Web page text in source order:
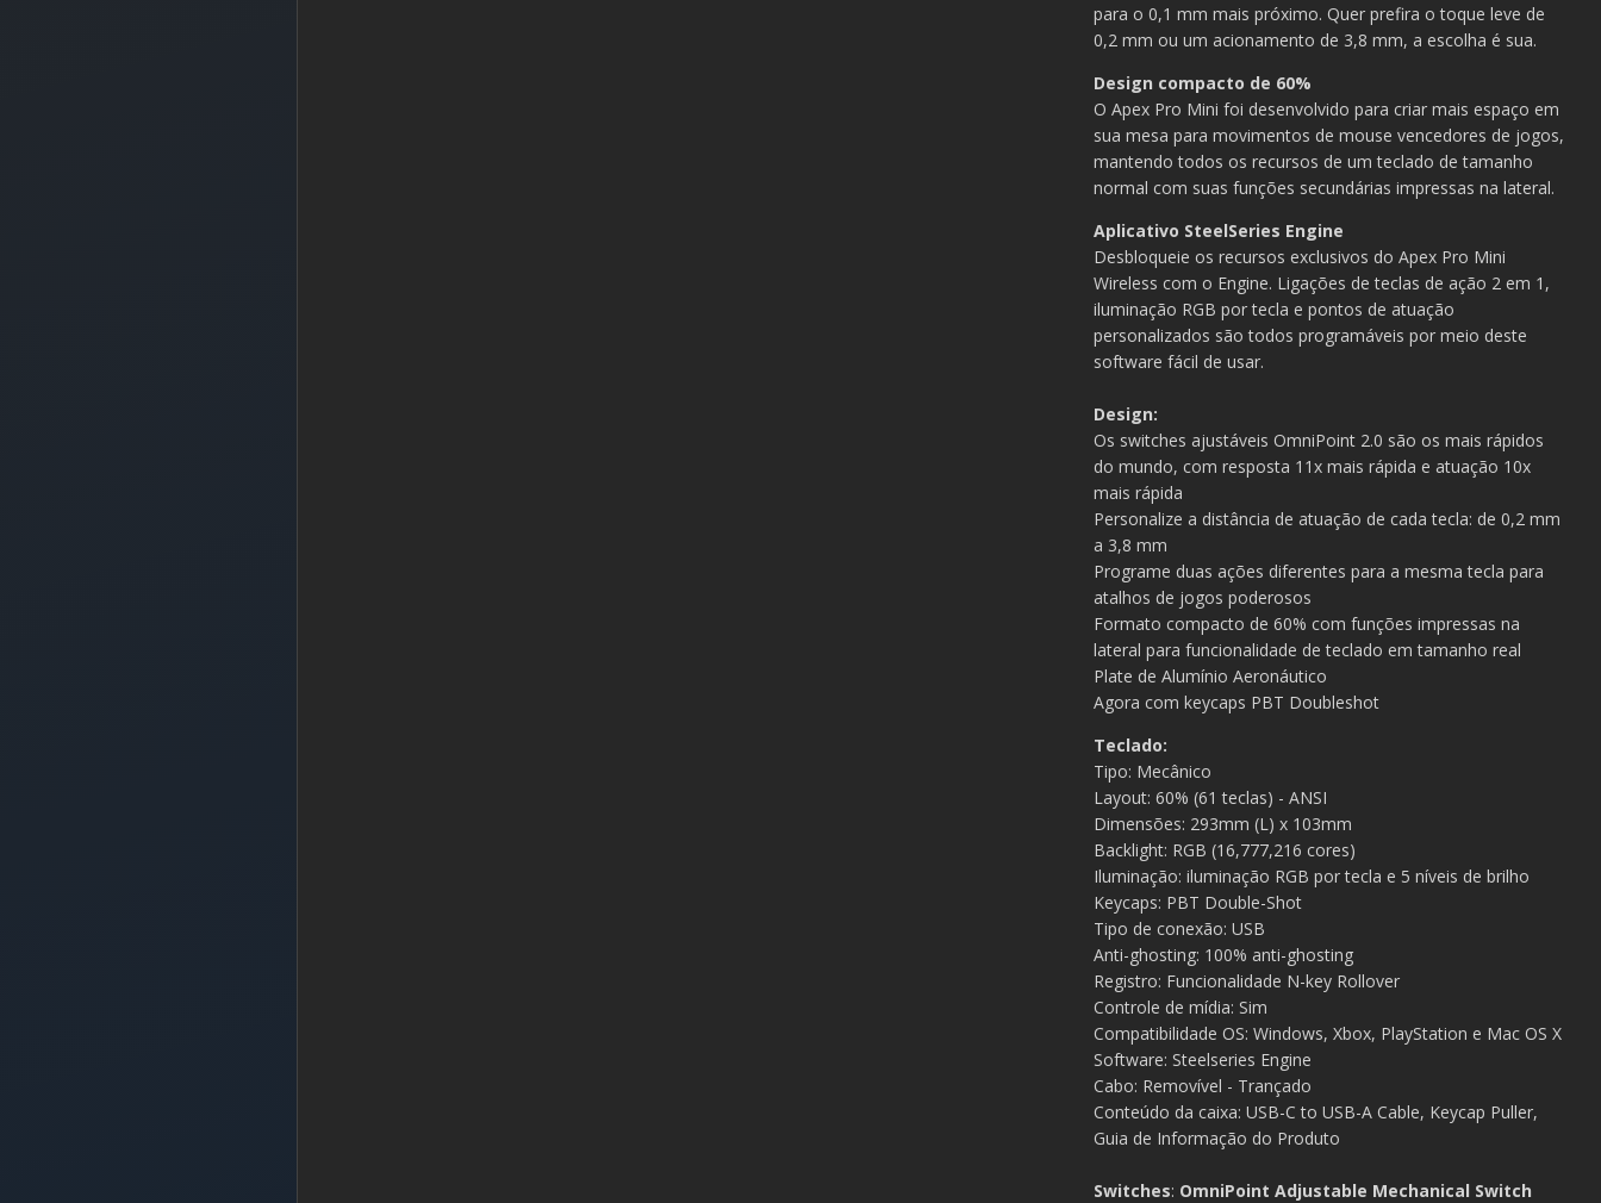
para o 0,1 mm mais próximo. Quer prefira o toque leve de
0,2 mm ou um acionamento de 3,8 mm, a escolha é sua.
Design compacto de 60%
O Apex Pro Mini foi desenvolvido para criar mais espaço em
sua mesa para movimentos de mouse vencedores de jogos,
mantendo todos os recursos de um teclado de tamanho
normal com suas funções secundárias impressas na lateral.
Aplicativo SteelSeries Engine
Desbloqueie os recursos exclusivos do Apex Pro Mini
Wireless com o Engine. Ligações de teclas de ação 2 em 1,
iluminação RGB por tecla e pontos de atuação
personalizados são todos programáveis por meio deste
software fácil de usar.
Design:
Os switches ajustáveis OmniPoint 2.0 são os mais rápidos
do mundo, com resposta 11x mais rápida e atuação 10x
mais rápida
Personalize a distância de atuação de cada tecla: de 0,2 mm
a 3,8 mm
Programe duas ações diferentes para a mesma tecla para
atalhos de jogos poderosos
Formato compacto de 60% com funções impressas na
lateral para funcionalidade de teclado em tamanho real
Plate de Alumínio Aeronáutico
Agora com keycaps PBT Doubleshot
Teclado:
Tipo: Mecânico
Layout: 60% (61 teclas) - ANSI
Dimensões: 293mm (L) x 103mm
Backlight: RGB (16,777,216 cores)
Iluminação: iluminação RGB por tecla e 5 níveis de brilho
Keycaps: PBT Double-Shot
Tipo de conexão: USB
Anti-ghosting: 100% anti-ghosting
Registro: Funcionalidade N-key Rollover
Controle de mídia: Sim
Compatibilidade OS: Windows, Xbox, PlayStation e Mac OS X
Software: Steelseries Engine
Cabo: Removível - Trançado
Conteúdo da caixa: USB-C to USB-A Cable, Keycap Puller,
Guia de Informação do Produto
Switches: OmniPoint Adjustable Mechanical Switch